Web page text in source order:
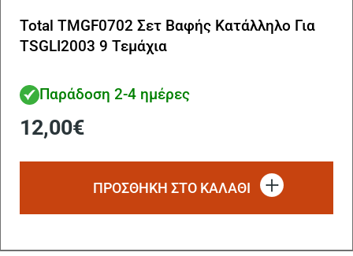
Total TMGF0702 Σετ Βαφής Κατάλληλο Για
TSGLI2003 9 Τεμάχια
Παράδοση 2-4 ημέρες
12,00€
ΠΡΟΣΘΗΚΗ ΣΤΟ ΚΑΛΑΘΙ